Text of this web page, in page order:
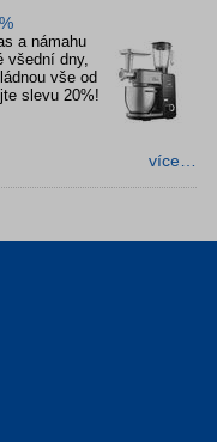
a námahu
všední dny,
vše od
slevu 20%!
více…